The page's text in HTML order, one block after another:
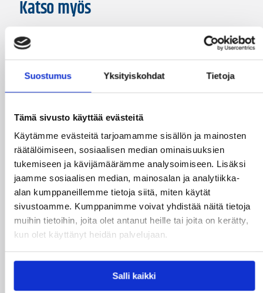
Suostumus Yksityiskohdat Tietoja
Tämä sivusto käyttää evästeitä
Käytämme evästeitä tarjoamamme sisällön ja mainosten
räätälöimiseen, sosiaalisen median ominaisuuksien
tukemiseen ja kävijämäärämme analysoimiseen. Lisäksi
jaamme sosiaalisen median, mainosalan ja analytiikka-
alan kumppaneillemme tietoja siitä, miten käytät
sivustoamme. Kumppanimme voivat yhdistää näitä tietoja
muihin tietoihin, joita olet antanut heille tai joita on kerätty,
kun olet käyttänyt heidän palvelujaan.
Salli kaikki
Katso myös
Korisliiga 07.08.2026 09:23
Daniel Dolenc KTP-Basketin
haaviin